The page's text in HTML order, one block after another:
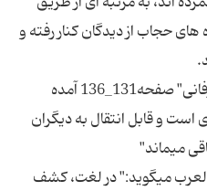
حجاب از دیدگان کنار رفته و
در کتاب"تجربه دینی ومکاشفه عرفانی" صفحه131_136 آمده
و قابل انتقال به دیگران
میگوید:" در لغت، کشف